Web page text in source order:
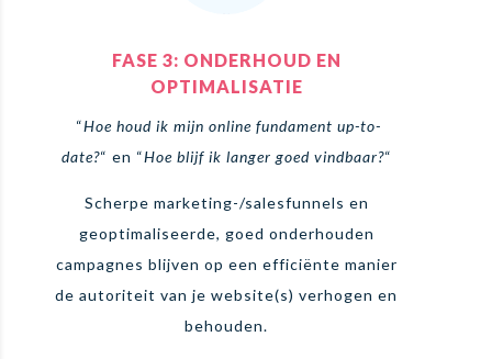
FASE 3: ONDERHOUD EN
OPTIMALISATIE
“Hoe houd ik mijn online fundament up-to-
date?“ en “Hoe blijf ik langer goed vindbaar?“
Scherpe marketing-/salesfunnels en
geoptimaliseerde, goed onderhouden
campagnes blijven op een efficiënte manier
de autoriteit van je website(s) verhogen en
behouden.